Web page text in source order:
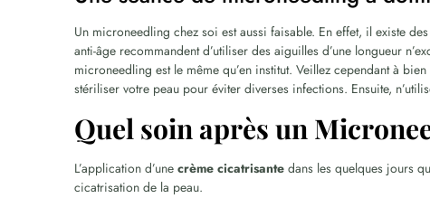
Un microneedling chez soi est aussi faisable. En effet, il existe
anti-âge recommandent d’utiliser des aiguilles d’une longueur
microneedling est le même qu’en institut. Veillez cependant à
stériliser votre peau pour éviter diverses infections. Ensuite,
Quel soin après un
L’application d’unecrème cicatrisante dans les quelques jours
cicatrisation de la peau.